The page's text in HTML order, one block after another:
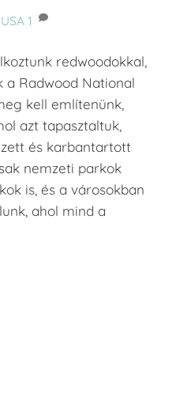
USA 1
redwoodokkal,
a Radwood National
kell említenünk,
azt tapasztaltuk,
és karbantartott
nemzeti parkok
is, és a városokban
ahol mind a